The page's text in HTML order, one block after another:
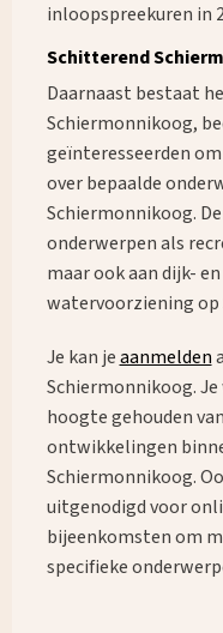
inloopspreekuren in
Schitterend
Daarnaast bestaat
Schiermonnikoog,
geïnteresseerden
over bepaalde
Schiermonnikoog.
onderwerpen als
maar ook aan dijk-
watervoorziening
Je kan jeaanmelden
Schiermonnikoog.
hoogte gehouden
ontwikkelingen
Schiermonnikoog.
uitgenodigd voor
bijeenkomsten om
specifieke